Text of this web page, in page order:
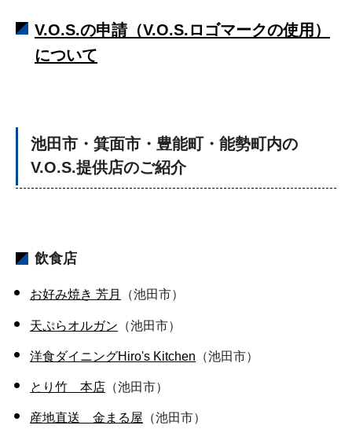
V.O.S.の申請（V.O.S.ロゴマークの使用）
について
池田市・箕面市・豊能町・能勢町内の
V.O.S.提供店のご紹介
飲食店
お好み焼き 芳月 （池田市）
天ぷらオルガン （池田市）
洋食ダイニングHiro's Kitchen （池田市）
とり竹 本店 （池田市）
産地直送 金まる屋 （池田市）